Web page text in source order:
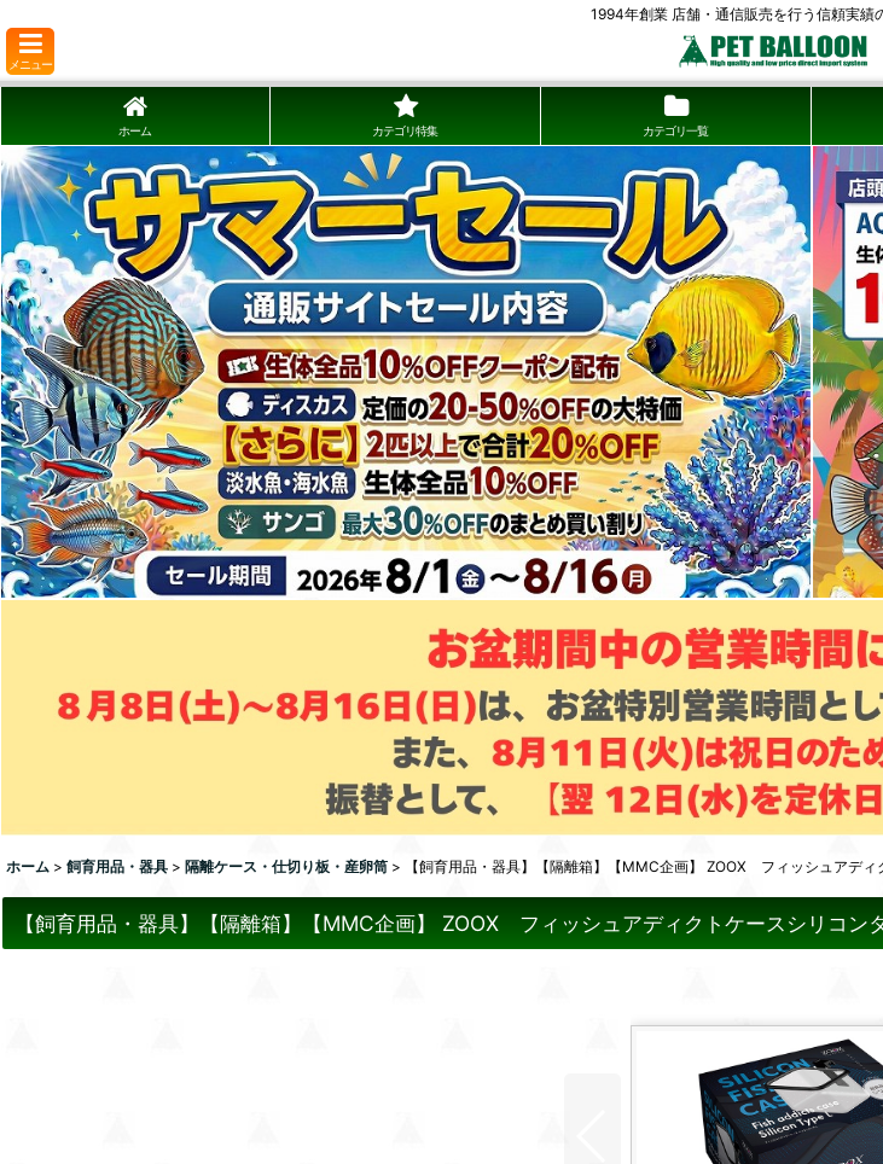
1994年創業 店舗・通信販売を行う信頼実績
メニュー
ホーム カテゴリ特集 カテゴリ一覧
ホーム > 飼育用品・器具 > 隔離ケース・仕切り板・産卵筒 > 【飼育用品・器具】【隔離箱】【MMC企画】 ZOOX フィッシュアデ
【飼育用品・器具】【隔離箱】【MMC企画】 ZOOX フィッシュアディクトケースシリコン